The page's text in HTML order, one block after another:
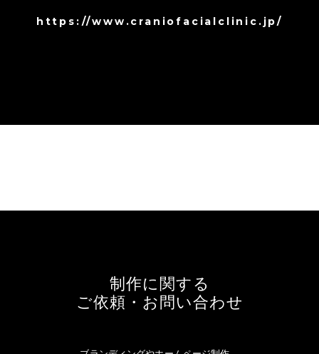
https://www.craniofacialclinic.jp/
制作に関する
ご依頼・お問い合わせ